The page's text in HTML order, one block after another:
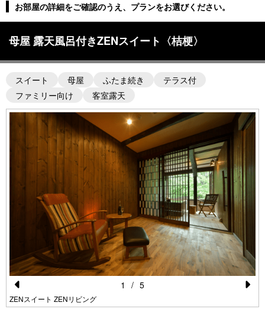
お部屋の詳細をご確認のうえ、プランをお選びください。
母屋 露天風呂付きZENスイート〈桔梗〉
スイート 母屋 ふたま続き
テラス付
ファミリー向け
客室露天
Pr
ZENスイート ZENリビング
1 / 5